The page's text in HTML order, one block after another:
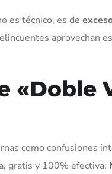
es técnico, es de
aprovechan
«Doble
como confusiones
gratis y 100% efectiva: